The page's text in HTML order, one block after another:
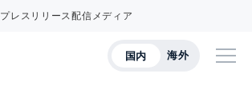
レスリリース配信メディア
国内 海外